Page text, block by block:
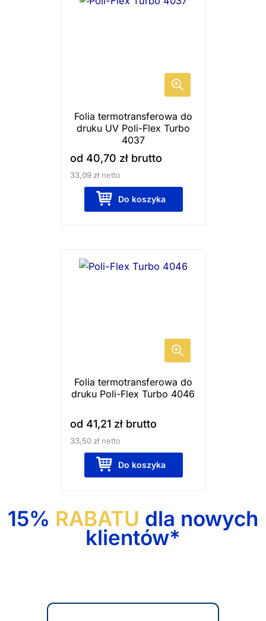
Folia termotransferowa do
druku UV Poli-Flex Turbo
4037
od 40,70 złbrutto
33,09 złnetto
Do koszyka
produkt
Opcje
można
na
stronie
Folia termotransferowa do
druku Poli-Flex Turbo 4046
od 41,21 złbrutto
33,50 złnetto
Do koszyka
produkt
Opcje
można
na
stronie
15% RABATU dla nowych
klientów*